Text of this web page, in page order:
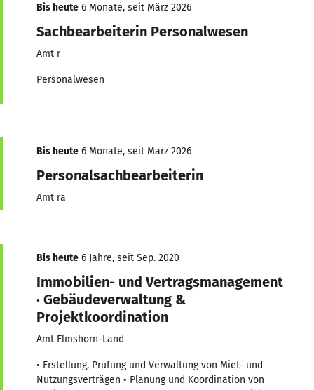
Bis heute 6 Monate, seit März 2026
Sachbearbeiterin Personalwesen
Amt r
Personalwesen
Bis heute 6 Monate, seit März 2026
Personalsachbearbeiterin
Amt ra
Bis heute 6 Jahre, seit Sep. 2020
Immobilien- und Vertragsmanagement
· Gebäudeverwaltung &
Projektkoordination
Amt Elmshorn-Land
• Erstellung, Prüfung und Verwaltung von Miet- und
Nutzungsverträgen • Planung und Koordination von